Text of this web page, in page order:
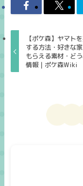
【ポケ森】ヤマト
する方法・好きな家
もらえる素材・ど
情報｜ポケ森Wiki